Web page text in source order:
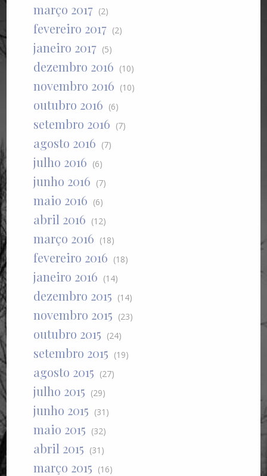
março 2017 (2)
fevereiro 2017 (2)
janeiro 2017 (5)
dezembro 2016 (10)
novembro 2016 (10)
outubro 2016 (6)
setembro 2016 (7)
agosto 2016 (7)
julho 2016 (6)
junho 2016 (7)
maio 2016 (6)
abril 2016 (12)
março 2016 (18)
fevereiro 2016 (18)
janeiro 2016 (14)
dezembro 2015 (14)
novembro 2015 (23)
outubro 2015 (24)
setembro 2015 (19)
agosto 2015 (27)
julho 2015 (29)
junho 2015 (31)
maio 2015 (32)
abril 2015 (31)
março 2015 (16)